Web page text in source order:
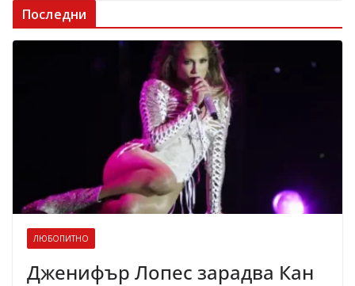
Последни
ЛЮБОПИТНО
Дженифър Лопес зарадва Кан